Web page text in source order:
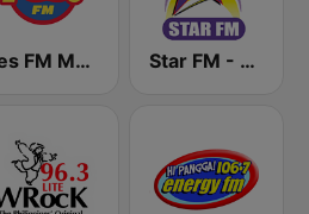
Yes FM Manila 101.1 Star FM - Manila